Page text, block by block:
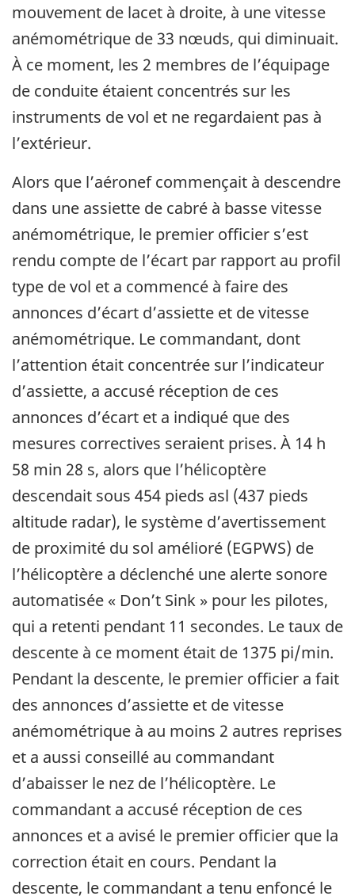
mouvement de lacet à droite, à une vitesse
anémométrique de 33 nœuds, qui diminuait.
À ce moment, les 2 membres de l’équipage
de conduite étaient concentrés sur les
instruments de vol et ne regardaient pas à
l’extérieur.
Alors que l’aéronef commençait à descendre
dans une assiette de cabré à basse vitesse
anémométrique, le premier officier s’est
rendu compte de l’écart par rapport au profil
type de vol et a commencé à faire des
annonces d’écart d’assiette et de vitesse
anémométrique. Le commandant, dont
l’attention était concentrée sur l’indicateur
d’assiette, a accusé réception de ces
annonces d’écart et a indiqué que des
mesures correctives seraient prises. À 14 h
58 min 28 s, alors que l’hélicoptère
descendait sous 454 pieds asl (437 pieds
altitude radar), le système d’avertissement
de proximité du sol amélioré (EGPWS) de
l’hélicoptère a déclenché une alerte sonore
automatisée « Don’t Sink » pour les pilotes,
qui a retenti pendant 11 secondes. Le taux de
descente à ce moment était de 1375 pi/min.
Pendant la descente, le premier officier a fait
des annonces d’assiette et de vitesse
anémométrique à au moins 2 autres reprises
et a aussi conseillé au commandant
d’abaisser le nez de l’hélicoptère. Le
commandant a accusé réception de ces
annonces et a avisé le premier officier que la
correction était en cours. Pendant la
descente, le commandant a tenu enfoncé le